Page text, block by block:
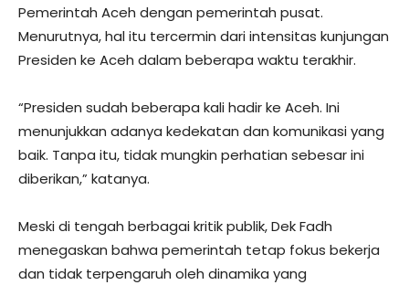
Pemerintah Aceh dengan pemerintah pusat.
Menurutnya, hal itu tercermin dari intensitas kunjungan
Presiden ke Aceh dalam beberapa waktu terakhir.
“Presiden sudah beberapa kali hadir ke Aceh. Ini
menunjukkan adanya kedekatan dan komunikasi yang
baik. Tanpa itu, tidak mungkin perhatian sebesar ini
diberikan,” katanya.
Meski di tengah berbagai kritik publik, Dek Fadh
menegaskan bahwa pemerintah tetap fokus bekerja
dan tidak terpengaruh oleh dinamika yang